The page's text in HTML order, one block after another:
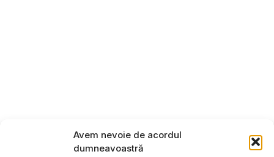
Avem nevoie de acordul
dumneavoastră